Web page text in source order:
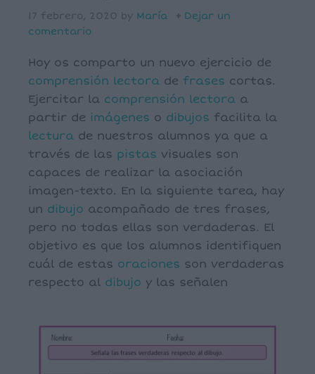
17 febrero, 2020 by María
Dejar un
comentario
Hoy os comparto un nuevo ejercicio de
comprensión lectora de frases cortas.
Ejercitar la comprensión lectora a
partir de imágenes o dibujos facilita la
lectura de nuestros alumnos ya que a
través de las pistas visuales son
capaces de realizar la asociación
imagen-texto. En la siguiente tarea, hay
un dibujo acompañado de tres frases,
pero no todas ellas son verdaderas. El
objetivo es que los alumnos identifiquen
cuál de estas oraciones son verdaderas
respecto al dibujo y las señalen